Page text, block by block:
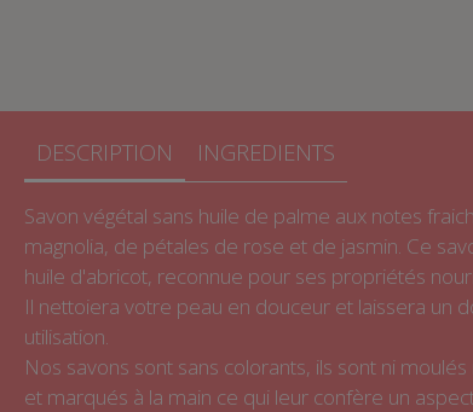
DESCRIPTION INGREDIENTS
Savon végétal sans huile de palme aux notes
magnolia, de pétales de rose et de jasmin. Ce
huile d'abricot, reconnue pour ses propriétés
Il nettoiera votre peau en douceur et laissera un
utilisation.
Nos savons sont sans colorants, ils sont ni
et marqués à la main ce qui leur confère un